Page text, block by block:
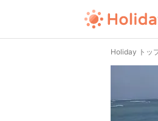
Holiday トッ